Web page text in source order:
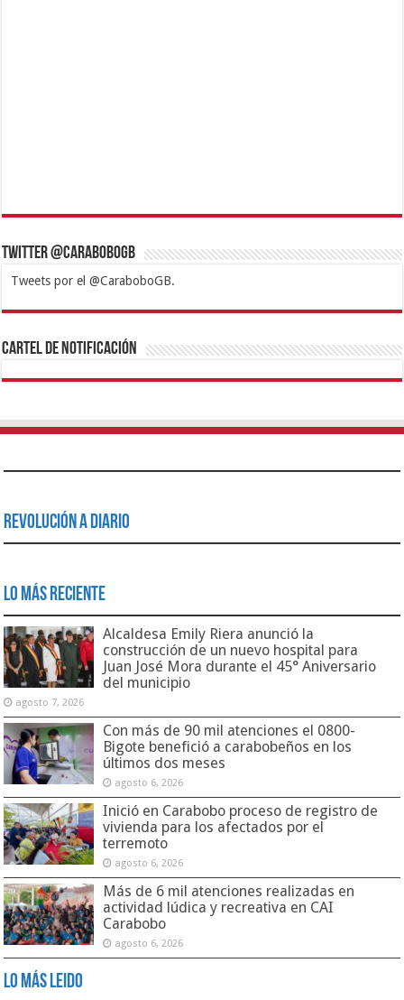
Twitter @CaraboboGB
Tweets por el @CaraboboGB.
1xbetBetturkeyBetistKralbetSupertotobetTipobetMatadorbetMariobet
https://mvbcasino.com/
Cartel de Notificación
Revolución a Diario
Lo Más Reciente
Alcaldesa Emily Riera anunció la
construcción de un nuevo hospital para
Juan José Mora durante el 45° Aniversario
del municipio
agosto 7, 2026
Con más de 90 mil atenciones el 0800-
Bigote benefició a carabobeños en los
últimos dos meses
agosto 6, 2026
Inició en Carabobo proceso de registro de
vivienda para los afectados por el
terremoto
agosto 6, 2026
Más de 6 mil atenciones realizadas en
actividad lúdica y recreativa en CAI
Carabobo
agosto 6, 2026
Lo Más Leido